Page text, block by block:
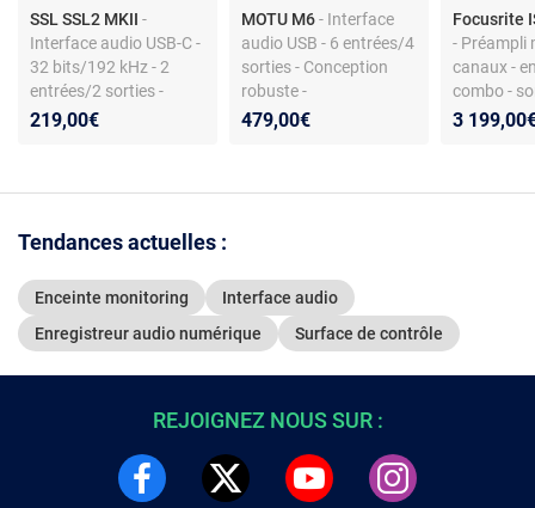
SSL SSL2 MKII -
Interface audio USB-C -
32 bits/192 kHz - 2
entrées/2 sorties -
Format compact
219,00€
MOTU M6- Interface
audio USB - 6 entrées/4
sorties - Conception
robuste -
Multiplateforme
479,00€
Focusrite
- Préampli
canaux -
combo -
inserts -
3
Tendances actuelles :
Enceinte monitoring
Interface audio
Enregistreur audio numérique
Surface de contrôle
REJOIGNEZ NOUS SUR :